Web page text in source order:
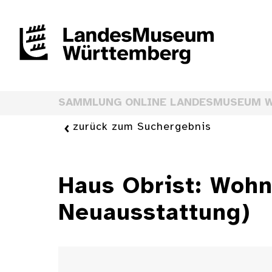
SAMMLUNG ONLINE LANDESMUSEUM
zurück zum Suchergebnis
Haus Obrist:
Neuausstattung)